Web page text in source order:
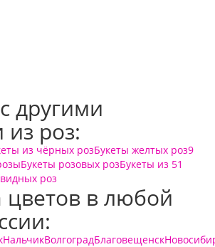
другими
из роз:
из чёрных розБукеты желтых роз9
Букеты розовых розБукеты из 51
роз
цветов в любой
НальчикВолгоградБлаговещенск